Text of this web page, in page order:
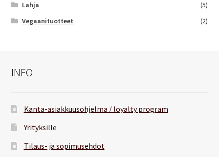
Lahja
(5)
Vegaanituotteet
(2)
INFO
Kanta-asiakkuusohjelma / loyalty program
Yrityksille
Tilaus- ja sopimusehdot